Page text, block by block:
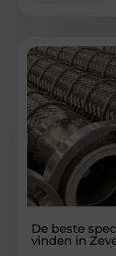
De beste
vinden in